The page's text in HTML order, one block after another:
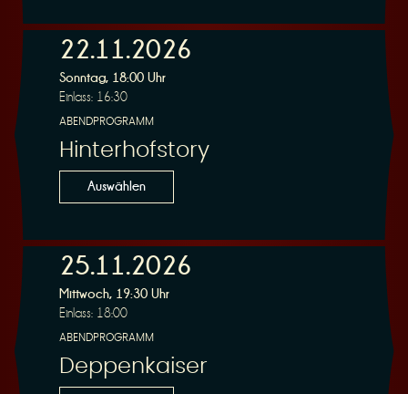
n
g
22.11.2026
Sonntag, 18:00 Uhr
Einlass: 16:30
ABENDPROGRAMM
Hinterhofstory
Auswählen
25.11.2026
Mittwoch, 19:30 Uhr
Einlass: 18:00
ABENDPROGRAMM
Deppenkaiser